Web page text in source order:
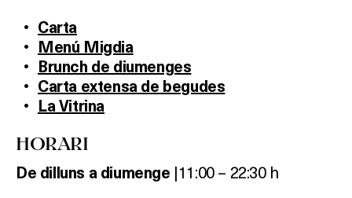
Carta
Menú Migdia
Brunch de diumenges
Carta extensa de begudes
La Vitrina
HORARI
De dilluns a diumenge |11:00 – 22:30 h